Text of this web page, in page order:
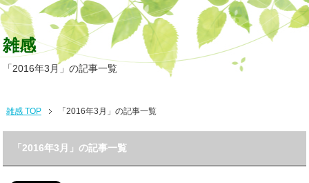
雑感
「2016年3月」の記事一覧
雑感 TOP 「2016年3月」の記事一覧
「2016年3月」の記事一覧